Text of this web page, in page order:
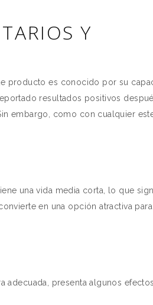
Y
producto es conocido por su
resultados positivos
embargo, como con cualquier
una vida media corta, lo que
en una opción atractiva
presenta algunos